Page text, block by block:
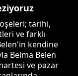
tarihi,
ve farklı
kendine
Belma Belen
ve pazar